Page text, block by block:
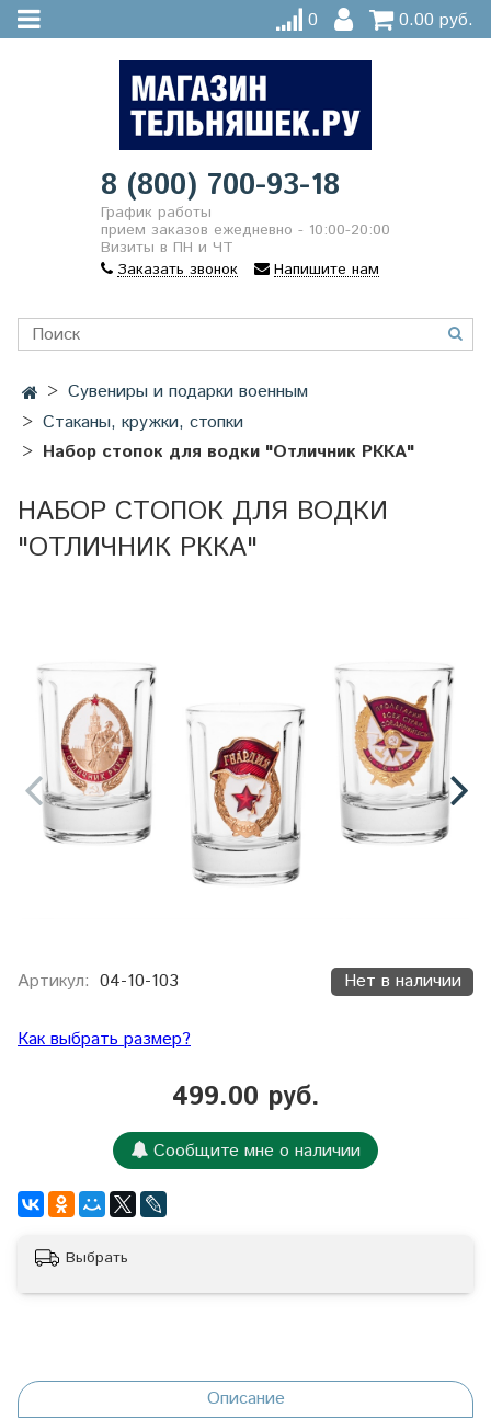
0 0.00 руб.
8 (800) 700-93-18
График работы
прием заказов ежедневно - 10:00-20:00
Визиты в ПН и ЧТ
Заказать звонок
Напишите нам
Сувениры и подарки военным
Стаканы, кружки, стопки
Набор стопок для водки "Отличник РККА"
НАБОР СТОПОК ДЛЯ ВОДКИ
"ОТЛИЧНИК РККА"
Артикул: 04-10-103 Нет в наличии
Как выбрать размер?
499.00 руб.
Сообщите мне о наличии
Выбрать
Описание